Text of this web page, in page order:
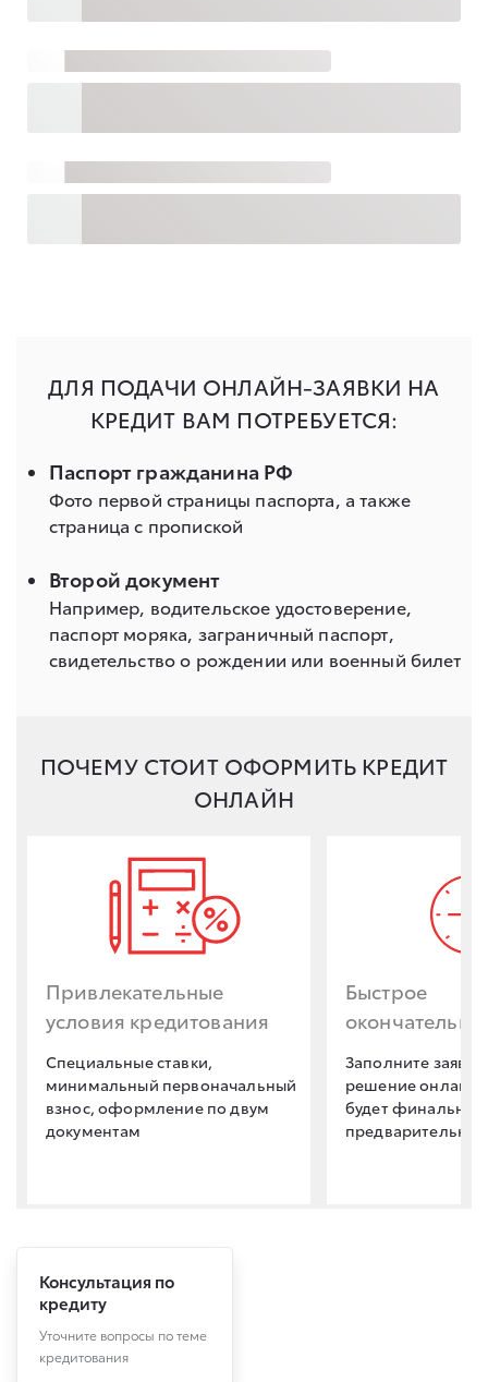
Консультация по
кредиту
Уточните вопросы по теме
кредитования